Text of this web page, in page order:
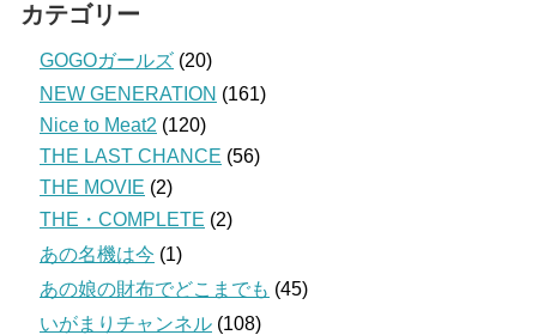
カテゴリー
GOGOガールズ (20)
NEW GENERATION (161)
Nice to Meat2 (120)
THE LAST CHANCE (56)
THE MOVIE (2)
THE・COMPLETE (2)
あの名機は今 (1)
あの娘の財布でどこまでも (45)
いがまりチャンネル (108)